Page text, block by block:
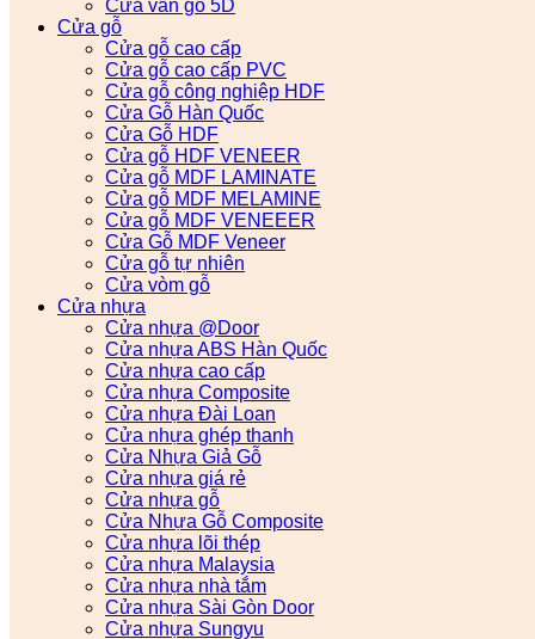
Cửa vân gỗ 5D
Cửa gỗ
Cửa gỗ cao cấp
Cửa gỗ cao cấp PVC
Cửa gỗ công nghiệp HDF
Cửa Gỗ Hàn Quốc
Cửa Gỗ HDF
Cửa gỗ HDF VENEER
Cửa gỗ MDF LAMINATE
Cửa gỗ MDF MELAMINE
Cửa gỗ MDF VENEEER
Cửa Gỗ MDF Veneer
Cửa gỗ tự nhiên
Cửa vòm gỗ
Cửa nhựa
Cửa nhựa @Door
Cửa nhựa ABS Hàn Quốc
Cửa nhựa cao cấp
Cửa nhựa Composite
Cửa nhựa Đài Loan
Cửa nhựa ghép thanh
Cửa Nhựa Giả Gỗ
Cửa nhựa giá rẻ
Cửa nhựa gỗ
Cửa Nhựa Gỗ Composite
Cửa nhựa lõi thép
Cửa nhựa Malaysia
Cửa nhựa nhà tắm
Cửa nhựa Sài Gòn Door
Cửa nhựa Sungyu